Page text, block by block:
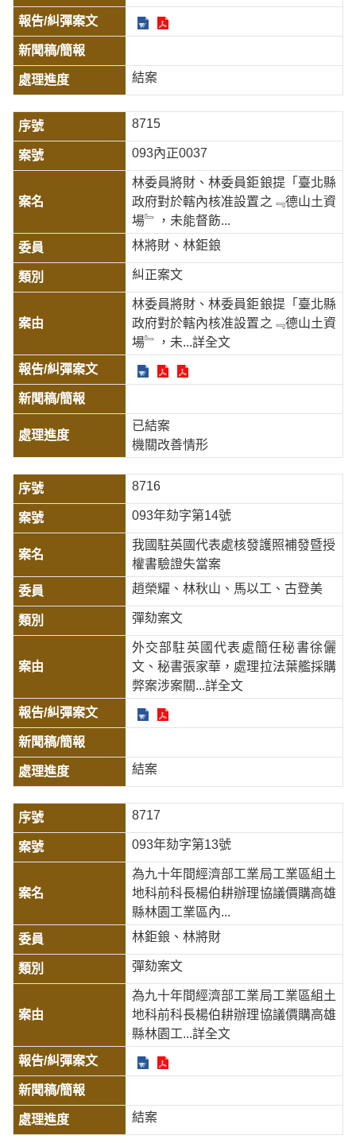
結案
8715
093內正0037
林委員將財、林委員鉅鋃提「臺北縣
政府對於轄內核准設置之﹃德山土資
場﹄，未能督飭...
林將財、林鉅鋃
糾正案文
林委員將財、林委員鉅鋃提「臺北縣
政府對於轄內核准設置之﹃德山土資
場﹄，未...詳全文
已結案
機關改善情形
8716
093年劾字第14號
我國駐英國代表處核發護照補發暨授
權書驗證失當案
趙榮耀、林秋山、馬以工、古登美
彈劾案文
外交部駐英國代表處簡任秘書徐儷
文、秘書張家華，處理拉法葉艦採購
弊案涉案關...詳全文
結案
8717
093年劾字第13號
為九十年間經濟部工業局工業區組土
地科前科長楊伯耕辦理協議價購高雄
縣林園工業區內...
林鉅鋃、林將財
彈劾案文
為九十年間經濟部工業局工業區組土
地科前科長楊伯耕辦理協議價購高雄
縣林園工...詳全文
結案